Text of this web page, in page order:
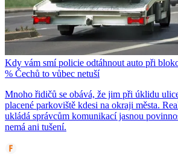
Kdy vám smí policie odtáhnout auto při
% Čechů to vůbec netuší
Mnoho řidičů se obává, že jim při úklidu
placené parkoviště kdesi na okraji města.
ukládá správcům komunikací jasnou
nemá ani tušení.